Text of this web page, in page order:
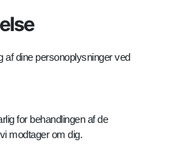
af dine personoplysninger ved
for behandlingen af de
modtager om dig.